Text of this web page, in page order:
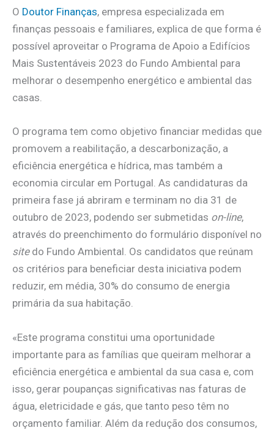
O Doutor Finanças, empresa especializada em
finanças pessoais e familiares, explica de que forma é
possível aproveitar o Programa de Apoio a Edifícios
Mais Sustentáveis 2023 do Fundo Ambiental para
melhorar o desempenho energético e ambiental das
casas.
O programa tem como objetivo financiar medidas que
promovem a reabilitação, a descarbonização, a
eficiência energética e hídrica, mas também a
economia circular em Portugal. As candidaturas da
primeira fase já abriram e terminam no dia 31 de
outubro de 2023, podendo ser submetidas on-line,
através do preenchimento do formulário disponível no
sitedo Fundo Ambiental. Os candidatos que reúnam
os critérios para beneficiar desta iniciativa podem
reduzir, em média, 30% do consumo de energia
primária da sua habitação.
«Este programa constitui uma oportunidade
importante para as famílias que queiram melhorar a
eficiência energética e ambiental da sua casa e, com
isso, gerar poupanças significativas nas faturas de
água, eletricidade e gás, que tanto peso têm no
orçamento familiar. Além da redução dos consumos,